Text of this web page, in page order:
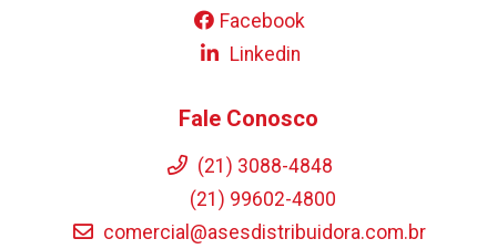
Facebook
Linkedin
Fale Conosco
(21) 3088-4848
(21) 99602-4800
comercial@asesdistribuidora.com.br